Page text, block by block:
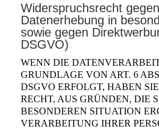
Widerspruchsrecht
Datenerhebung in
sowie gegen
DSGVO)
WENN DIE
GRUNDLAGE VON ART. 6
DSGVO ERFOLGT, HABEN
RECHT, AUS GRÜNDEN, DIE
BESONDEREN SITUATION
VERARBEITUNG IHRER